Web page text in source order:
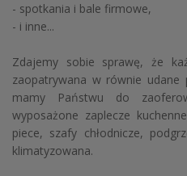
- spotkania i bale firmowe,
- i inne...
Zdajemy sobie sprawę, że
zaopatrywana w równie
mamy Państwu do
wyposażone zaplecze
piece, szafy chłodnicze,
klimatyzowana.